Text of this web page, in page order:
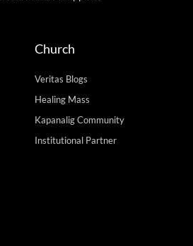
Church
Veritas Blogs
Healing Mass
Kapanalig Community
Institutional Partner